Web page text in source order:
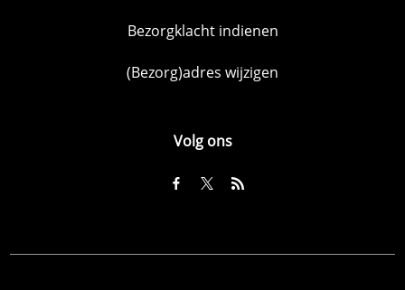
Bezorgklacht indienen
(Bezorg)adres wijzigen
Volg ons